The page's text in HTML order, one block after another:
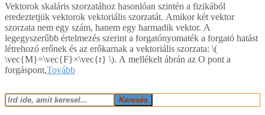
Vektorok skaláris szorzatához hasonlóan szintén a fizikából
eredeztetjük vektorok vektoriális szorzatát. Amikor két vektor
szorzata nem egy szám, hanem egy harmadik vektor. A
legegyszerűbb értelmezés szerint a forgatónyomaték a forgató hatást
létrehozó erőnek és az erőkarnak a vektoriális szorzata: ​​\(
\vec{M}=\vec{F}×\vec{r} \)​. A mellékelt ábrán az O pont a
forgáspont,Tovább
Keresés